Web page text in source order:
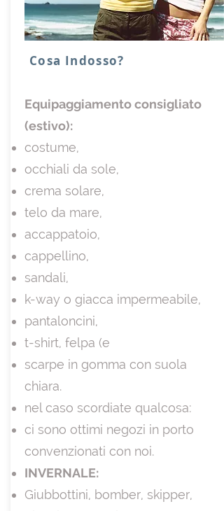
Cosa Indosso?
Equipaggiamento consigliato
(estivo):
costume,
occhiali da sole,
crema solare,
telo da mare,
accappatoio,
cappellino,
sandali,
k-way o giacca impermeabile,
pantaloncini,
t-shirt, felpa (e
scarpe in gomma con suola
chiara.
nel caso scordiate qualcosa:
ci sono ottimi negozi in porto
convenzionati con noi.
INVERNALE:
Giubbottini, bomber, skipper,